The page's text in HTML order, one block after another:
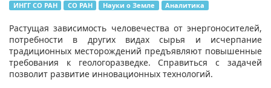
ИНГГ СО РАН СО РАН Науки о Земле Аналитика
​​​Растущая зависимость человечества от энергоносителей,
потребности в других видах сырья и исчерпание
традиционных месторождений предъявляют повышенные
требования к геологоразведке. Справиться с задачей
позволит развитие инновационных технологий.